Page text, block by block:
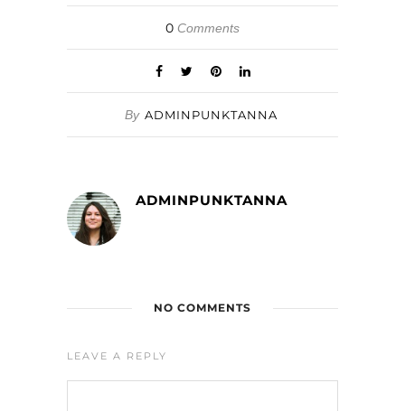
0 Comments
By ADMINPUNKTANNA
ADMINPUNKTANNA
NO COMMENTS
LEAVE A REPLY